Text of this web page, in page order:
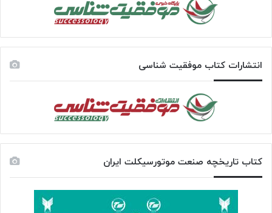
انتشارات کتاب موفقیت شناسی
کتاب تاریخچه صنعت موتورسیکلت ایران